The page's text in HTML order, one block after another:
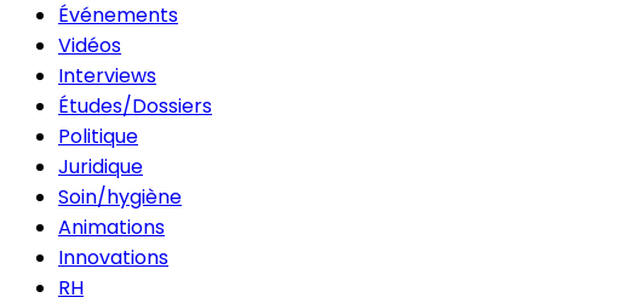
Événements
Vidéos
Interviews
Études/Dossiers
Politique
Juridique
Soin/hygiène
Animations
Innovations
RH